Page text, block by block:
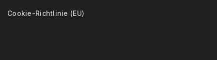
Cookie-Richtlinie (EU)